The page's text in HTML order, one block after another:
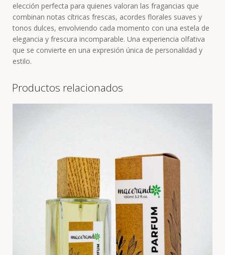
elección perfecta para quienes valoran las fragancias que
combinan notas cítricas frescas, acordes florales suaves y
tonos dulces, envolviendo cada momento con una estela de
elegancia y frescura incomparable. Una experiencia olfativa
que se convierte en una expresión única de personalidad y
estilo.
Productos relacionados